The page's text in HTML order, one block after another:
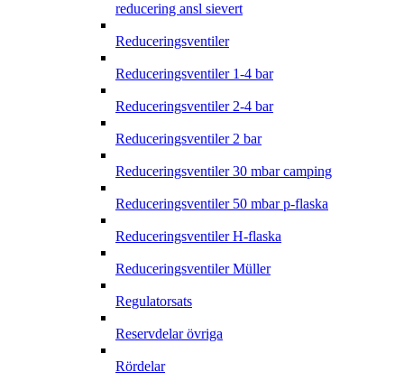
reducering ansl sievert
Reduceringsventiler
Reduceringsventiler 1-4 bar
Reduceringsventiler 2-4 bar
Reduceringsventiler 2 bar
Reduceringsventiler 30 mbar camping
Reduceringsventiler 50 mbar p-flaska
Reduceringsventiler H-flaska
Reduceringsventiler Müller
Regulatorsats
Reservdelar övriga
Rördelar